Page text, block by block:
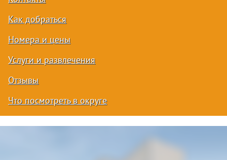
Как добраться
Номера и цены
Услуги и развлечения
Отзывы
Что посмотреть в округе